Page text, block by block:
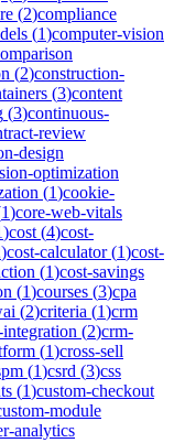
(2)compliance
(1)computer-vision
(2)construction-
(3)content
(3)continuous-
review
design
optimization
(1)cookie-
1)core-web-vitals
)cost (4)cost-
)cost-calculator(1)cost-
(1)cost-savings
(1)courses (3)cpa
(2)criteria (1)crm
(2)crm-
(1)cross-sell
(1)csrd (3)css
(1)custom-checkout
module
analytics